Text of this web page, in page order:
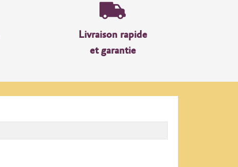
Livraison rapide
et garantie